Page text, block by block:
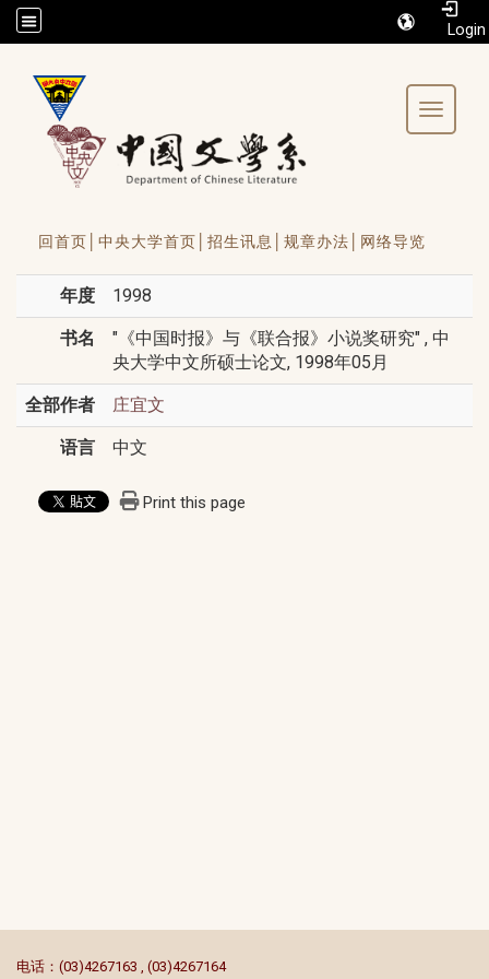
/accesskey"" title="Toolbar">:::
Toggle
回首页│ 中央大学首页│ 招生讯息│ 规章办法│ 网络导览
年度 1998
书名
"《中国时报》与《联合报》小说奖研究" , 中
央大学中文所硕士论文, 1998年05月
全部作者 庄宜文
语言 中文
Print this page
电话：(03)4267163 , (03)4267164